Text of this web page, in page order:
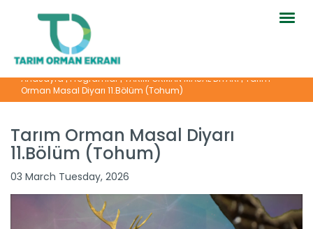
Anasayfa|Programlar|TARIM ORMAN MASAL DİYARI|Tarım
Orman Masal Diyarı 11.Bölüm (Tohum)
Tarım Orman Masal Diyarı
11.Bölüm (Tohum)
03 March Tuesday, 2026
Tarım Orman Masal Diyarı...
Devamını Oku ->